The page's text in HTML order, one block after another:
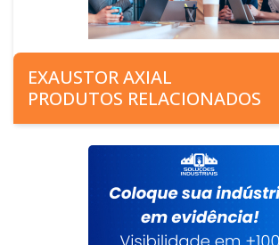
EXAUSTOR AXIAL
PRODUTOS RELACIONADOS